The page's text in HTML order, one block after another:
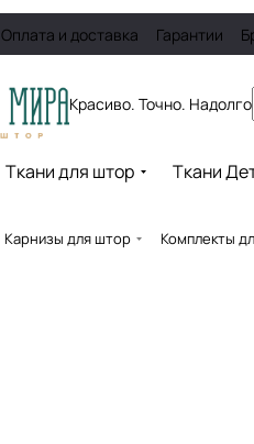
Оплата и доставка Гарантии
Красиво. Точно. Надолго
Ткани для штор Ткани
Карнизы для штор Комплекты